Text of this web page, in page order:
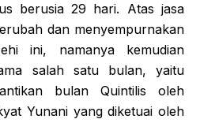
berusia 29 hari. Atas jasa
dan menyempurnakan
ini, namanya kemudian
salah satu bulan, yaitu
bulan Quintilis oleh
Yunani yang diketuai oleh